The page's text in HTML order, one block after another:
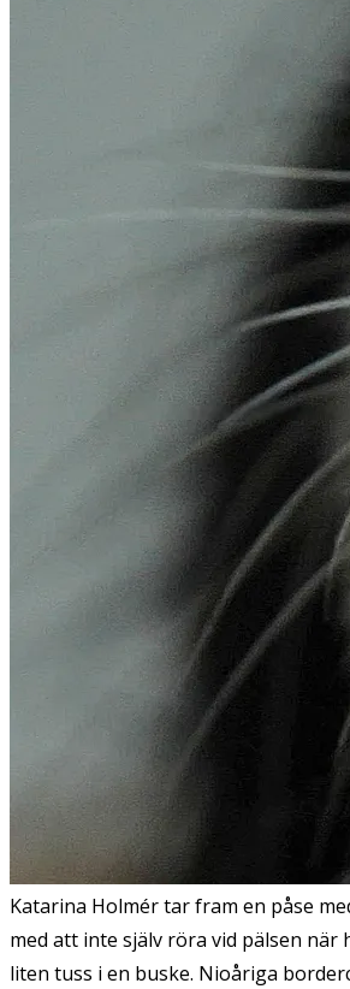
Katarina Holmér tar fram en påse
med att inte själv röra vid pälsen när
liten tuss i en buske. Nioåriga